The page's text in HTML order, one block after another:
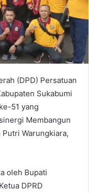
(DPD) Persatuan
Sukabumi
51 yang
Membangun
Putri Warungkiara,
oleh Bupati
DPRD